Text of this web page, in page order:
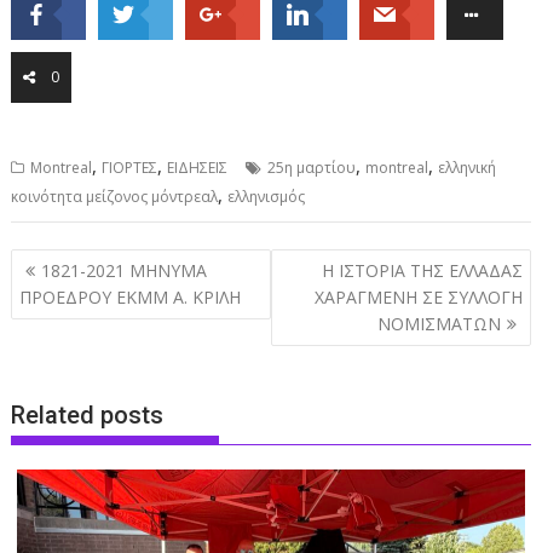
0
Montreal, ΓΙΟΡΤΕΣ, ΕΙΔΗΣΕΙΣ 25η μαρτίου, montreal, ελληνική
κοινότητα μείζονος μόντρεαλ, ελληνισμός
Post
navigation
1821-2021 ΜΗΝΥΜΑ
ΠΡΟΕΔΡΟΥ EKMM A. ΚΡΙΛΗ
Η ΙΣΤΟΡΙΑ ΤΗΣ ΕΛΛΑΔΑΣ
ΧΑΡΑΓΜΕΝΗ ΣΕ ΣΥΛΛΟΓΗ
ΝΟΜΙΣΜΑΤΩΝ
Related posts